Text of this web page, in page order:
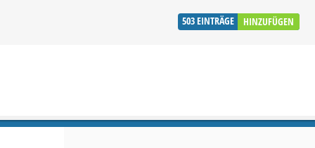
503EINTRÄGE HINZUFÜGEN